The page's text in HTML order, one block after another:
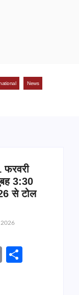
News
3:30
से टोल
2026
Copy